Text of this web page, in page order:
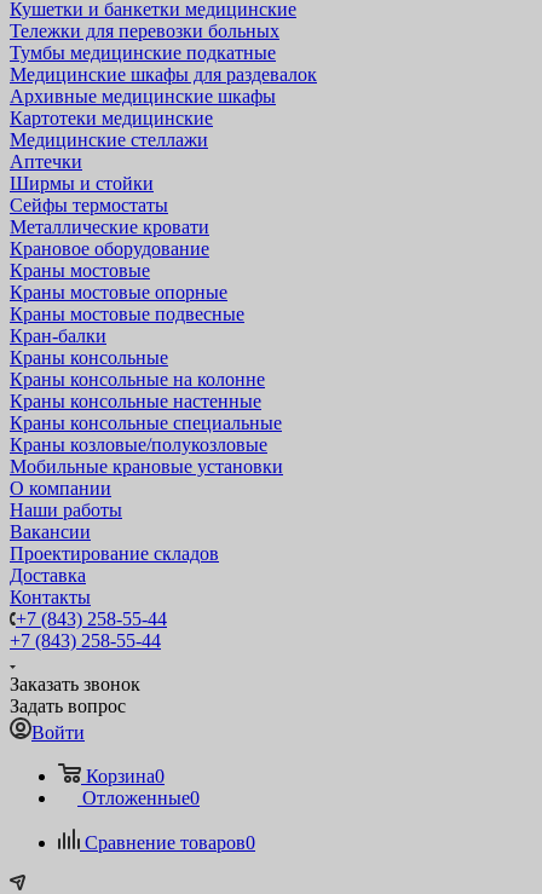
Кушетки и банкетки медицинские
Тележки для перевозки больных
Тумбы медицинские подкатные
Медицинские шкафы для раздевалок
Архивные медицинские шкафы
Картотеки медицинские
Медицинские стеллажи
Аптечки
Ширмы и стойки
Сейфы термостаты
Металлические кровати
Крановое оборудование
Краны мостовые
Краны мостовые опорные
Краны мостовые подвесные
Кран-балки
Краны консольные
Краны консольные на колонне
Краны консольные настенные
Краны консольные специальные
Краны козловые/полукозловые
Мобильные крановые установки
О компании
Наши работы
Вакансии
Проектирование складов
Доставка
Контакты
+7 (843) 258-55-44
+7 (843) 258-55-44
Заказать звонок
Задать вопрос
Войти
Корзина0
Отложенные0
Сравнение товаров0